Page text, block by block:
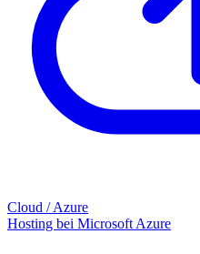
Cloud / Azure
Hosting bei Microsoft Azure